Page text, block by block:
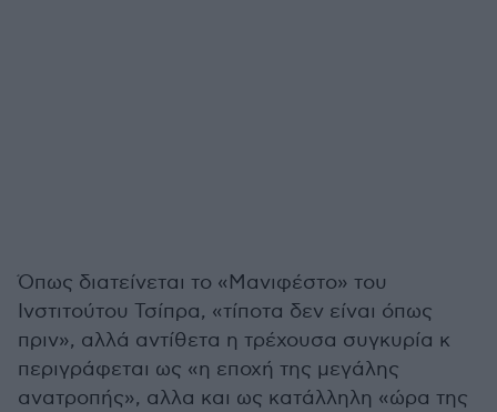
Όπως διατείνεται το «Μανιφέστο» του
Ινστιτούτου Τσίπρα, «τίποτα δεν είναι όπως
πριν», αλλά αντίθετα η τρέχουσα συγκυρία κ
περιγράφεται ως «η εποχή της μεγάλης
ανατροπής», αλλα και ως κατάλληλη «ώρα της